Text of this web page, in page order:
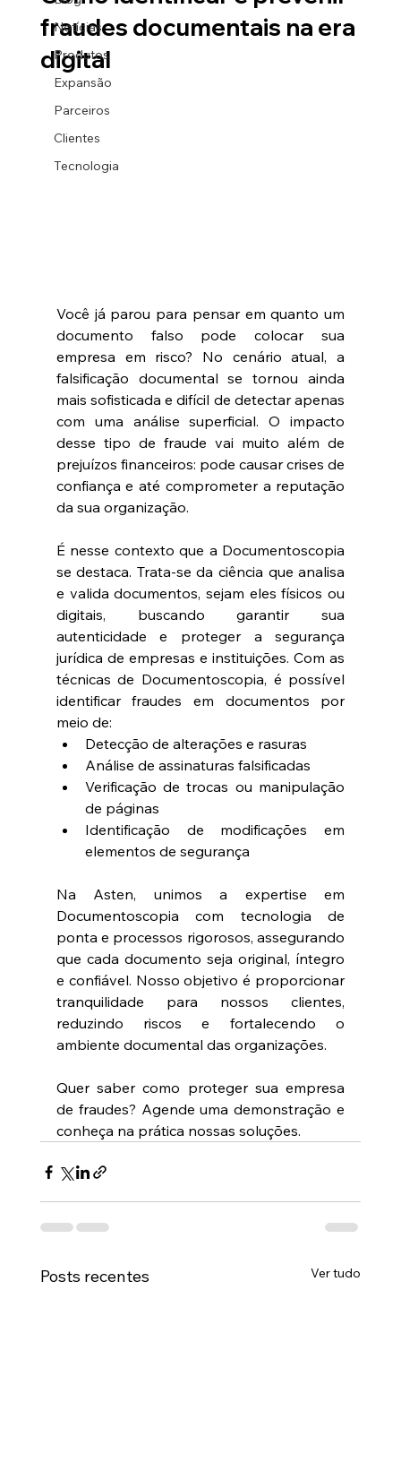
Notícias
Produtos
Expansão
Parceiros
Clientes
Tecnologia
fraudes documentais na era
digital
Você já parou para pensar em quanto um
documento falso pode colocar sua
empresa em risco? No cenário atual, a
falsificação documental se tornou ainda
mais sofisticada e difícil de detectar apenas
com uma análise superficial. O impacto
desse tipo de fraude vai muito além de
prejuízos financeiros: pode causar crises de
confiança e até comprometer a reputação
da sua organização.
É nesse contexto que a Documentoscopia
se destaca. Trata-se da ciência que analisa
e valida documentos, sejam eles físicos ou
digitais, buscando garantir sua
autenticidade e proteger a segurança
jurídica de empresas e instituições. Com as
técnicas de Documentoscopia, é possível
identificar fraudes em documentos por
meio de:
Detecção de alterações e rasuras
Análise de assinaturas falsificadas
Verificação de trocas ou manipulação
de páginas
Identificação de modificações em
elementos de segurança
Na Asten, unimos a expertise em
Documentoscopia com tecnologia de
ponta e processos rigorosos, assegurando
que cada documento seja original, íntegro
e confiável. Nosso objetivo é proporcionar
tranquilidade para nossos clientes,
reduzindo riscos e fortalecendo o
ambiente documental das organizações.
Quer saber como proteger sua empresa
de fraudes? Agende uma demonstração e
conheça na prática nossas soluções.
Posts recentes Ver tudo